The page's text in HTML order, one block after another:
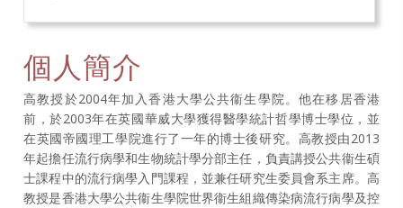
個人簡介
高教授於2004年加入香港大學公共衞生學院。他在移居香港
前，於2003年在英國華威大學獲得醫學統計哲學博士學位，並
在英國帝國理工學院進行了一年的博士後研究。高教授由2013
年起擔任流行病學和生物統計學分部主任，負責講授公共衞生碩
士課程中的流行病學入門課程，並兼任研究生委員會系主席。高
教授是香港大學公共衞生學院世界衞生組織傳染病流行病學及控